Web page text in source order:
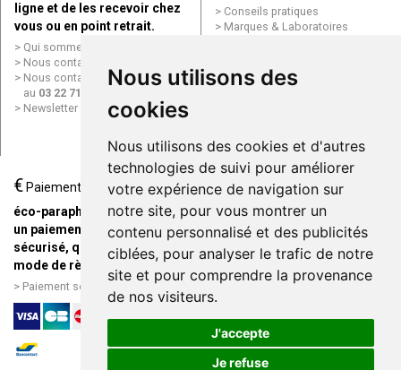
Nous utilisons des
cookies
Nous utilisons des cookies et d'autres
technologies de suivi pour améliorer
votre expérience de navigation sur
notre site, pour vous montrer un
contenu personnalisé et des publicités
ciblées, pour analyser le trafic de notre
site et pour comprendre la provenance
de nos visiteurs.
J'accepte
Je refuse
ligne et de les recevoir chez
vous ou en point retrait.
Qui sommes nous ?
Nous contacter par e-mail
Nous contacter par téléphone
au 03 22 71 64 10
Newsletter
Conseils pratiques
Marques & Laboratoires
Mentions légales
Données personnelles
ligne
€ Paiement
éco-parapharmacie.fr offre
un paiement entièrement
sécurisé, quel que soit le
mode de règlement
Paiement sécurisé et simple
Livraison / Point retrait
Commandez en ligne et
recevez votre commande
rapidement chez vous ou en
point retrait
Livraison chez vous ou en